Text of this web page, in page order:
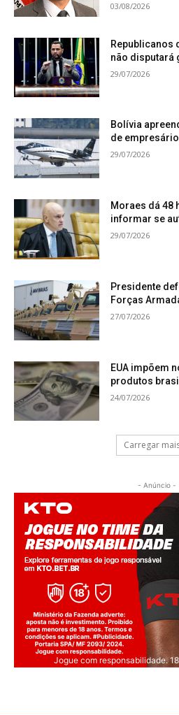
03/08/2026
Republicanos
não disputará
29/07/2026
Bolívia
de
29/07/2026
Moraes dá 48
informar se
29/07/2026
Presidente
Forças
27/07/2026
EUA impõem
produtos
24/07/2026
Carregar
- Anúncio -
Jogue com responsabilidade.